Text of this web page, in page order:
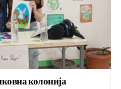
колонија